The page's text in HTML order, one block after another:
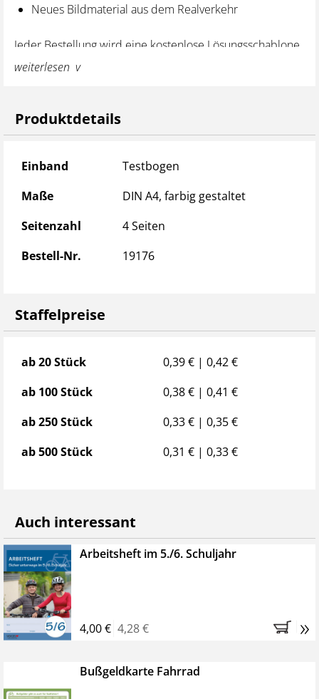
Neues Bildmaterial aus dem Realverkehr
Jeder Bestellung wird eine kostenlose Lösungsschablone
für die Lehrkraft beigelegt.
weiterlesen
Produktdetails
Produktdetails
Einband
Testbogen
Maße
DIN A4, farbig gestaltet
Seitenzahl
4 Seiten
Bestell-Nr.
19176
Staffelpreise
Staffelpreise
ab 20 Stück
0,39 € | 0,42 €
ab 100 Stück
0,38 € | 0,41 €
ab 250 Stück
0,33 € | 0,35 €
ab 500 Stück
0,31 € | 0,33 €
Auch interessant
Arbeitsheft im 5./6. Schuljahr
4,00 € 4,28 € »
Bußgeldkarte Fahrrad